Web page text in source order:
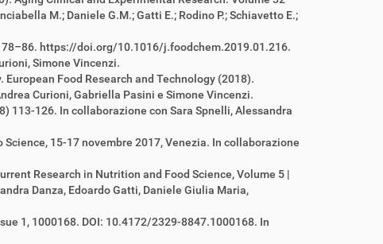
M.; Daniele G.M.; Gatti E.; Rodino P.; Schiavetto E.;
https://doi.org/10.1016/j.foodchem.2019.01.216.
Simone Vincenzi.
Food Research and Technology (2018).
Curioni, Gabriella Pasini e Simone Vincenzi.
113-126. In collaborazione con Sara Spnelli, Alessandra
15-17 novembre 2017, Venezia. In collaborazione
Research in Nutrition and Food Science, Volume 5 |
Danza, Edoardo Gatti, Daniele Giulia Maria,
1, 1000168. DOI: 10.4172/2329-8847.1000168. In